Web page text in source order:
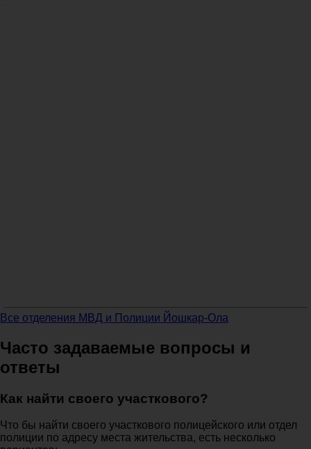
Все отделения МВД и Полиции Йошкар-Ола
Часто задаваемые вопросы и
ответы
Как найти своего участкового?
Что бы найти своего участкового полицейского или отдел
полиции по адресу места жительства, есть несколько